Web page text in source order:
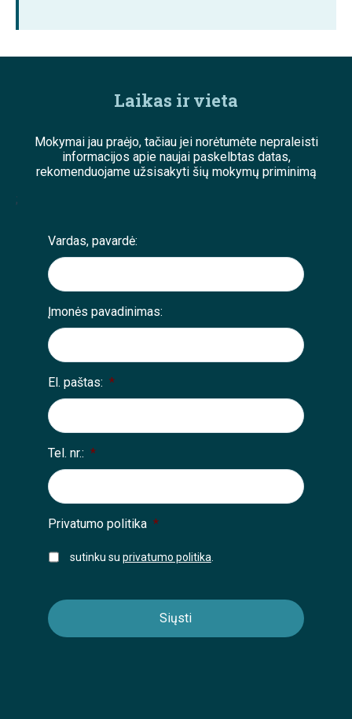
Laikas ir vieta
Mokymai jau praėjo, tačiau jei norėtumėte nepraleisti
informacijos apie naujai paskelbtas datas,
rekomenduojame užsisakyti šių mokymų priminimą
;
Vardas, pavardė:
Įmonės pavadinimas:
El. paštas: *
Tel. nr.: *
Privatumo politika *
sutinku su privatumo politika